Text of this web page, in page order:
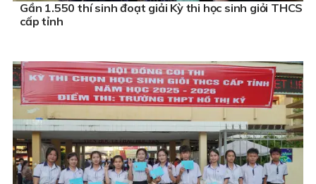
Gần 1.550 thí sinh đoạt giải Kỳ thi học sinh giỏi THCS
cấp tỉnh